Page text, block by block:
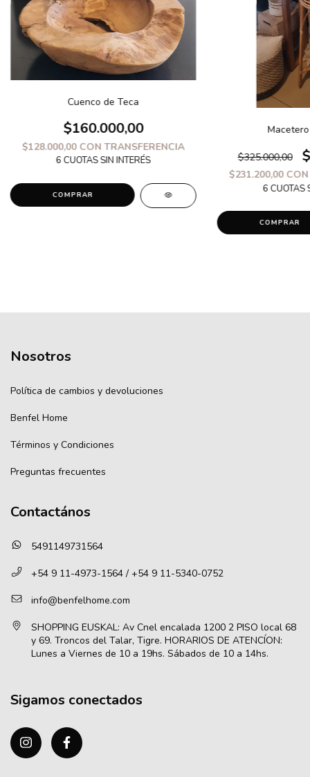
Cuenco de Teca
$160.000,00
$128.000,00 CON TRANSFERENCIA
COMPRAR
$325.000,00
$231.200,00 CON
Nosotros
Política de cambios y devoluciones
Benfel Home
Términos y Condiciones
Preguntas frecuentes
Contactános
5491149731564
+54 9 11-4973-1564 / +54 9 11-5340-0752
info@benfelhome.com
Sigamos conectados